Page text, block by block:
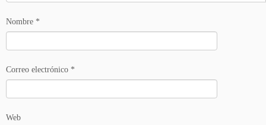
Nombre *
Correo electrónico *
Web